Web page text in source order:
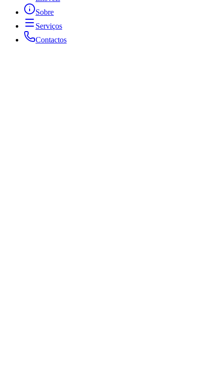
Sobre
Serviços
Contactos